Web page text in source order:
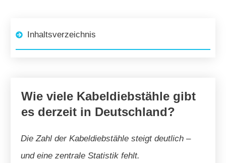
Inhaltsverzeichnis
Wie viele Kabeldiebstähle gibt
es derzeit in Deutschland?
Die Zahl der Kabeldiebstähle steigt deutlich –
und eine zentrale Statistik fehlt.